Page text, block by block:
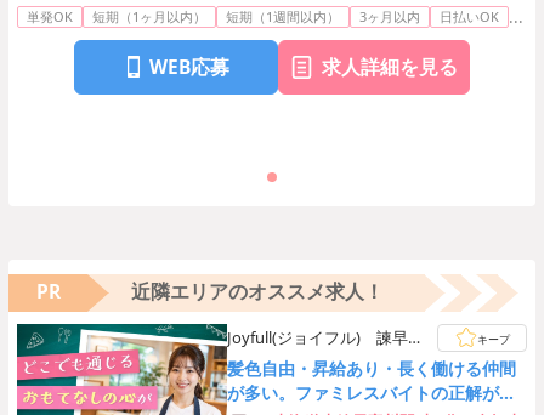
単発OK 短期（1ヶ月以内） 短期（1週間以内） 3ヶ月以内 日払いOK ...
WEB応募 求人詳細を見る
PR 近隣エリアのオススメ求人！
Joyfull(ジョイフル) 諫早
店
キープ
髪色自由・昇給あり・長く働ける仲間
が多い。ファミレスバイトの正解がこ